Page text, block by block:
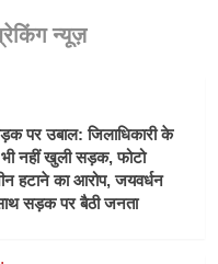
न्यूज़
पर उबाल: जिलाधिकारी के
भी नहीं खुली सड़क, फोटो
हटाने का आरोप, जयवर्धन
सड़क पर बैठी जनता